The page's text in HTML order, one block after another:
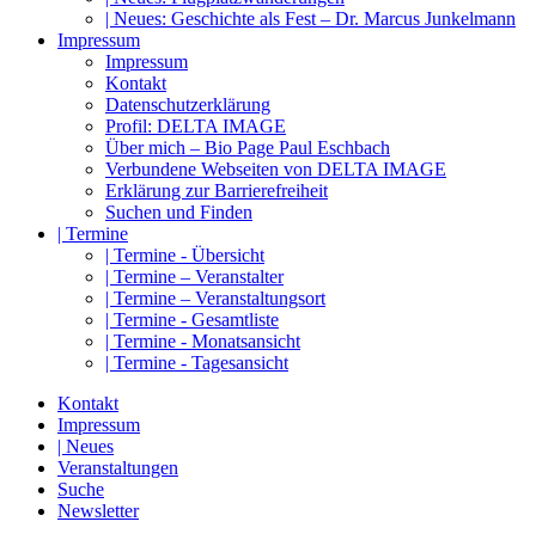
| Neues: Geschichte als Fest – Dr. Marcus Junkelmann
Impressum
Impressum
Kontakt
Datenschutzerklärung
Profil: DELTA IMAGE
Über mich – Bio Page Paul Eschbach
Verbundene Webseiten von DELTA IMAGE
Erklärung zur Barrierefreiheit
Suchen und Finden
| Termine
| Termine - Übersicht
| Termine – Veranstalter
| Termine – Veranstaltungsort
| Termine - Gesamtliste
| Termine - Monatsansicht
| Termine - Tagesansicht
Kontakt
Impressum
| Neues
Veranstaltungen
Suche
Newsletter